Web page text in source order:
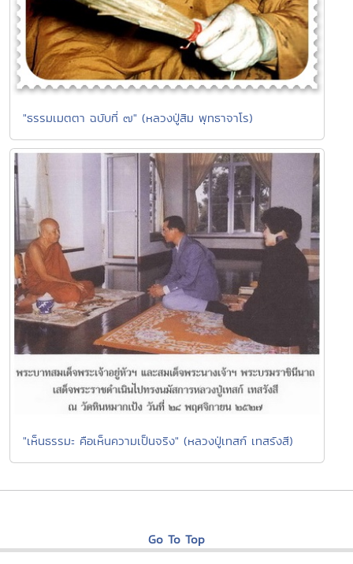
"ธรรมเมตตา ฉบับที่ ๗" (หลวงปู่สิม พุทธาจาโร)
"เห็นธรรมะ คือเห็นความเป็นจริง" (หลวงปู่เทสก์ เทสรังสี)
Go To Top